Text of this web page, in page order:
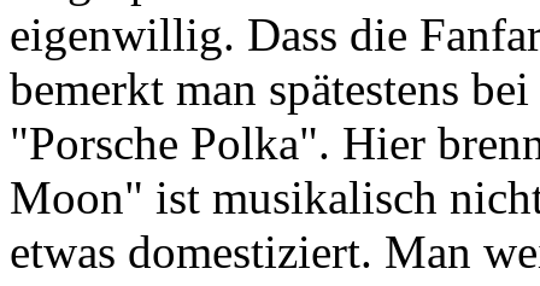
eigenwillig. Dass die
bemerkt man spätestens
"Porsche Polka". Hier
Moon" ist musikalisch
etwas domestiziert. Man